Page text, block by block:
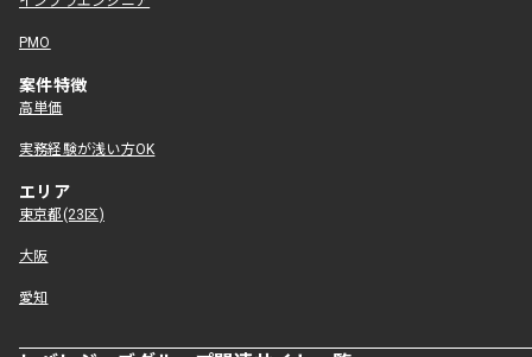
PMO
案件特徴
高単価
実務経験が浅い方OK
エリア
東京都(23区)
大阪
愛知